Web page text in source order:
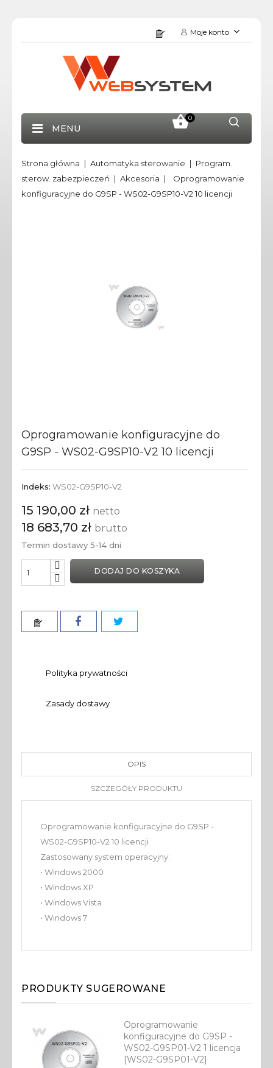
Moje konto
0
MENU
Strona główna Automatyka sterowanie
Program.
sterow. zabezpieczeń
Akcesoria
Oprogramowanie
konfiguracyjne do G9SP - WS02-G9SP10-V2 10 licencji
Oprogramowanie konfiguracyjne do
G9SP - WS02-G9SP10-V2 10 licencji
Indeks: WS02-G9SP10-V2
15 190,00 zł netto
18 683,70 zł brutto
Termin dostawy 5-14 dni
DODAJ DO KOSZYKA
Polityka prywatności
Zasady dostawy
OPIS
SZCZEGÓŁY PRODUKTU
Oprogramowanie konfiguracyjne do G9SP -
WS02-G9SP10-V2 10 licencji
Zastosowany system operacyjny:
• Windows 2000
• Windows XP
• Windows Vista
• Windows 7
PRODUKTY SUGEROWANE
Oprogramowanie
konfiguracyjne do G9SP -
WS02-G9SP01-V2 1 licencja
[WS02-G9SP01-V2]